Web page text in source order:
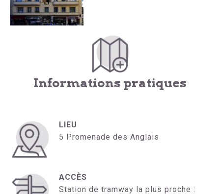
Informations pratiques
LIEU
5 Promenade des Anglais
ACCÈS
Station de tramway la plus proche :